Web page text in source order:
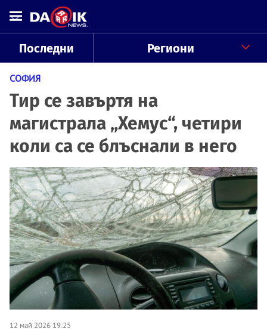
Последни Региони
СОФИЯ
Тир се завъртя на
магистрала „Хемус“, четири
коли са се блъснали в него
12 май 2026 19:25